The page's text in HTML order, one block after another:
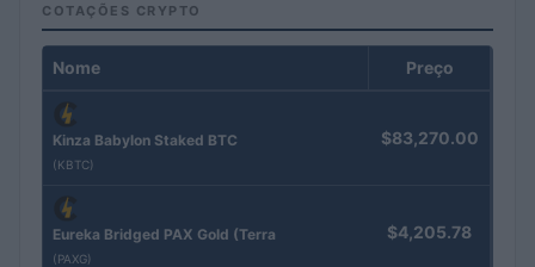
COTAÇÕES CRYPTO
Nome Preço
Kinza Babylon Staked BTC
(KBTC)
$83,270.00
Eureka Bridged PAX Gold (Terra
(PAXG)
$4,205.78